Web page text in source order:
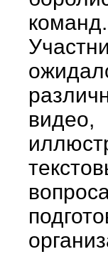
команд.
видео,